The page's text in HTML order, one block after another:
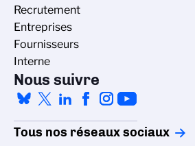
Recrutement
Entreprises
Fournisseurs
Interne
Nous suivre
Tous nos réseaux sociaux